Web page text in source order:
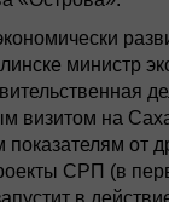
министр
визитом на
от
СРП (в
в